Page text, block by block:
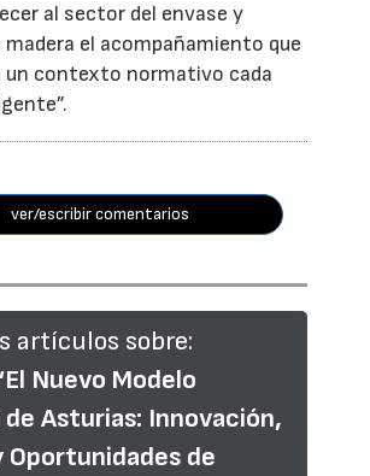
al sector del envase y
madera el acompañamiento que
un contexto normativo cada
ver/escribir comentarios
artículos sobre:
Nuevo Modelo
Asturias: Innovación,
Oportunidades de